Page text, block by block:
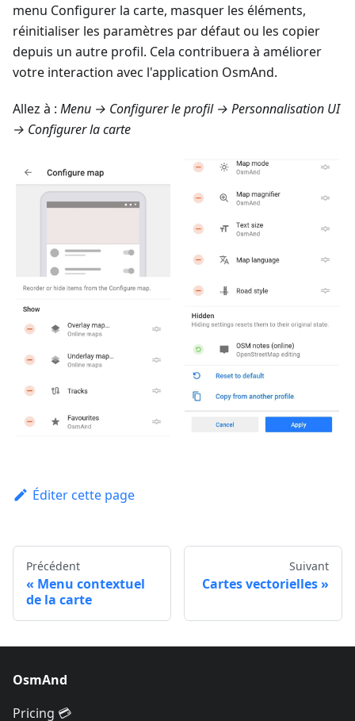
menu Configurer la carte, masquer les éléments,
réinitialiser les paramètres par défaut ou les copier
depuis un autre profil. Cela contribuera à améliorer
votre interaction avec l'application OsmAnd.
Allez à : Menu → Configurer le profil → Personnalisation UI
→ Configurer la carte
Éditer cette page
Précédent
Menu contextuel
de la carte
Suivant
Cartes vectorielles
OsmAnd
Pricing 💳